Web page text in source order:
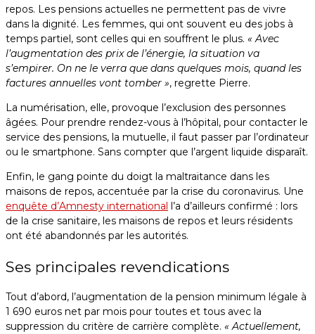
repos. Les pensions actuelles ne permettent pas de vivre
dans la dignité. Les femmes, qui ont souvent eu des jobs à
temps partiel, sont celles qui en souffrent le plus. « Avec
l’augmentation des prix de l’énergie, la situation va
s’empirer. On ne le verra que dans quelques mois, quand les
factures annuelles vont tomber », regrette Pierre.
La numérisation, elle, provoque l’exclusion des personnes
âgées. Pour prendre rendez-vous à l’hôpital, pour contacter le
service des pensions, la mutuelle, il faut passer par l’ordinateur
ou le smartphone. Sans compter que l’argent liquide disparaît.
Enfin, le gang pointe du doigt la maltraitance dans les
maisons de repos, accentuée par la crise du coronavirus. Une
enquête d’Amnesty international l’a d’ailleurs confirmé : lors
de la crise sanitaire, les maisons de repos et leurs résidents
ont été abandonnés par les autorités.
Ses principales revendications
Tout d’abord, l’augmentation de la pension minimum légale à
1 690 euros net par mois pour toutes et tous avec la
suppression du critère de carrière complète. « Actuellement,